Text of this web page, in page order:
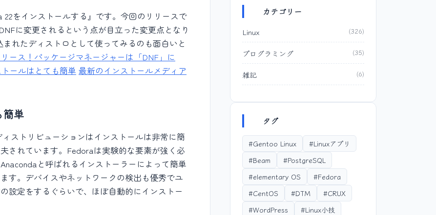
をインストールする』です。今回のリリースで
に変更されるという点が目立った変更点となり
れたディストロとして使ってみるのも面白いと
ース！パッケージマネージャーは「DNF」に
ールはとても簡単 最新のインストールメディア
簡単
ストリビューションはインストールは非常に簡
されています。Fedoraは実験的な要素が強く必
と呼ばれるインストーラーによって簡単
す。デバイスやネットワークの検出も優秀でユ
設定をするぐらいで、ほぼ自動的にインストー
カテゴリー
Linux (326)
プログラミング (35)
雑記 (6)
タグ
#Gentoo Linux
#Linuxアプリ
#Beam
#PostgreSQL
#elementary OS
#Fedora
#CentOS
#DTM
#CRUX
#WordPress
#Linux小技